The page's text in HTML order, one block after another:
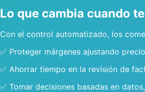
Lo que cambia cuando
Con el control automatizado, los
✅ Proteger márgenes ajustando
✅ Ahorrar tiempo en la revisión de
✅ Tomar decisiones basadas en